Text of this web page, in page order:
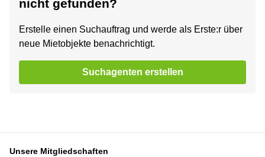
nicht gefunden?
Erstelle einen Suchauftrag und werde als Erste:r über
neue Mietobjekte benachrichtigt.
Suchagenten erstellen
Unsere Mitgliedschaften